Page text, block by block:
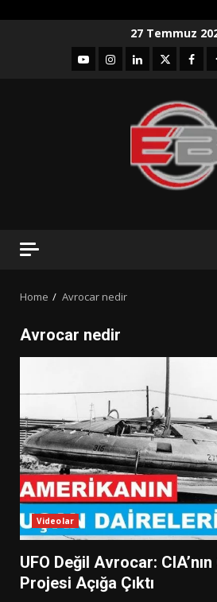
27 Temmuz
YouTubeInstagram
LinkedIntwitter
Home Avrocar nedir
Avrocar nedir
Videolar
UFO Değil Avrocar:
Projesi Açığa Çıktı